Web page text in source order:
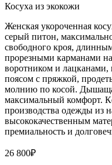
Косуха из экокожи
Женская укороченная
серый питон,
свободного кроя,
прорезными карманами
воротником и
поясом с пряжкой,
молнию по косой.
максимальный комфорт.
производства одежды из
высококачественным
премиальность и
26 800₽